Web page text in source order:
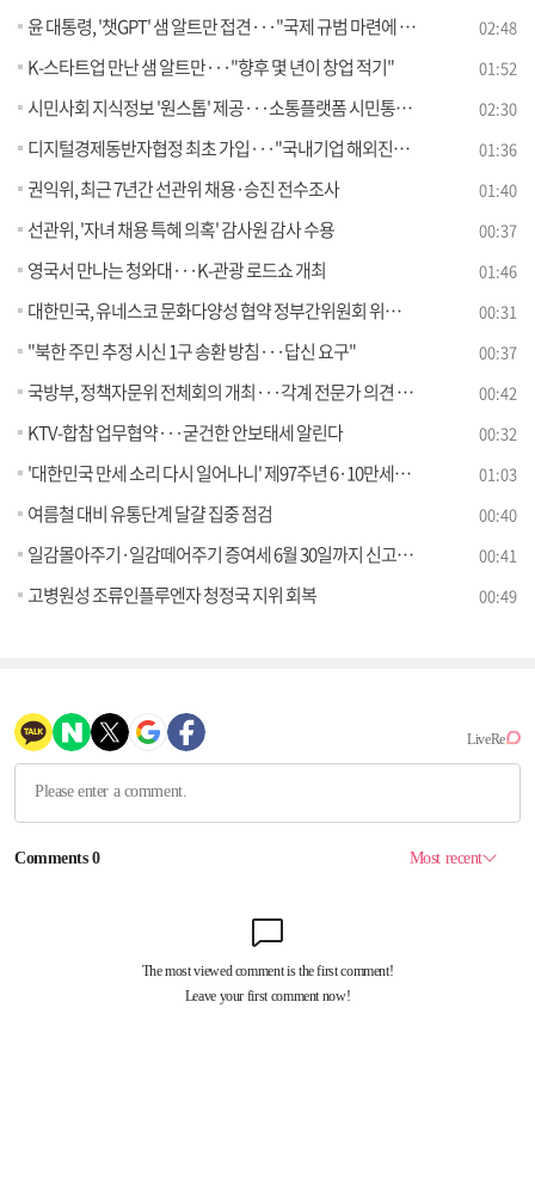
윤 대통령, '챗GPT' 샘 알트만 접견···"국제 규범 마련에 속도" 02:48
K-스타트업 만난 샘 알트만···"향후 몇 년이 창업 적기" 01:52
시민사회 지식정보 '원스톱' 제공···소통플랫폼 시민통통 오픈 02:30
디지털경제동반자협정 최초 가입···"국내기업 해외진출 확대" 01:36
권익위, 최근 7년간 선관위 채용·승진 전수조사 01:40
선관위, '자녀 채용 특혜 의혹' 감사원 감사 수용 00:37
영국서 만나는 청와대···K-관광 로드쇼 개최 01:46
대한민국, 유네스코 문화다양성 협약 정부간위원회 위원국 선출 00:31
"북한 주민 추정 시신 1구 송환 방침···답신 요구" 00:37
국방부, 정책자문위 전체회의 개최···각계 전문가 의견 수렴 00:42
KTV-합참 업무협약···굳건한 안보태세 알린다 00:32
'대한민국 만세 소리 다시 일어나니' 제97주년 6·10만세운동 기념식 01:03
여름철 대비 유통단계 달걀 집중 점검 00:40
일감몰아주기·일감떼어주기 증여세 6월 30일까지 신고·납부하세요 00:41
고병원성 조류인플루엔자 청정국 지위 회복 00:49